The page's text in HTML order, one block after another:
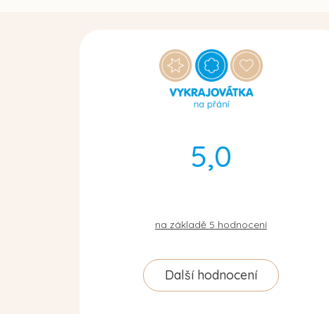
5,0
na základě 5 hodnocení
Další hodnocení